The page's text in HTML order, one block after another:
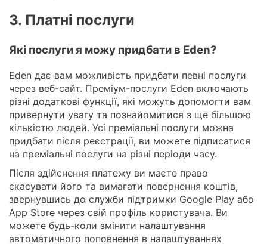
3. Платні послуги
Які послуги я можу придбати в Eden?
Eden дає вам можливість придбати певні послуги
через веб-сайт. Преміум-послуги Eden включають
різні додаткові функції, які можуть допомогти вам
привернути увагу та познайомитися з ще більшою
кількістю людей. Усі преміальні послуги можна
придбати після реєстрації, ви можете підписатися
на преміальні послуги на різні періоди часу.
Після здійснення платежу ви маєте право
скасувати його та вимагати повернення коштів,
звернувшись до служби підтримки Google Play або
App Store через свій профіль користувача. Ви
можете будь-коли змінити налаштування
автоматичного поповнення в налаштуваннях